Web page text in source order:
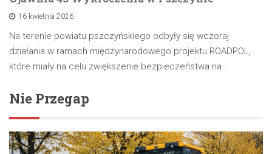
16 kwietnia 2026
Na terenie powiatu pszczyńskiego odbyły się wczoraj
działania w ramach międzynarodowego projektu ROADPOL,
które miały na celu zwiększenie bezpieczeństwa na…
Nie Przegap